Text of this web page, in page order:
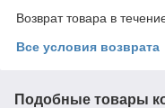
Возврат товара в
Все условия возврата
Подобные товары